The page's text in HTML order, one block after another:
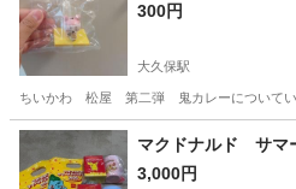
300円
大久保駅
ちいかわ 松屋 第二弾 鬼カレーについてい
東京 新宿区 大久保駅 フィギュア
マクドナルド サマ
3,000円